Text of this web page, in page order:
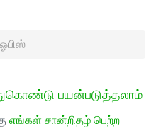
பயன்படுத்தலாம்
எங்கள் சான்றிதழ் பெற்ற